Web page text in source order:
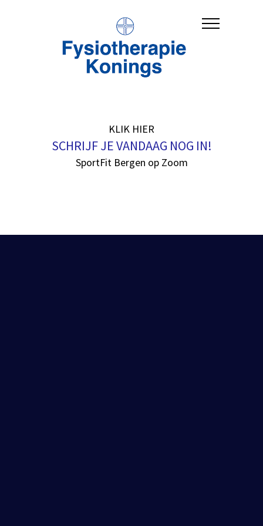
KLIK HIER
SCHRIJF JE VANDAAG NOG IN!
SportFit Bergen op Zoom